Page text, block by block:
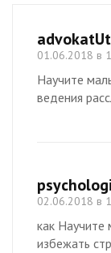
01.06.2018 в
Научите
ведения
02.06.2018 в
как Научите
избежать